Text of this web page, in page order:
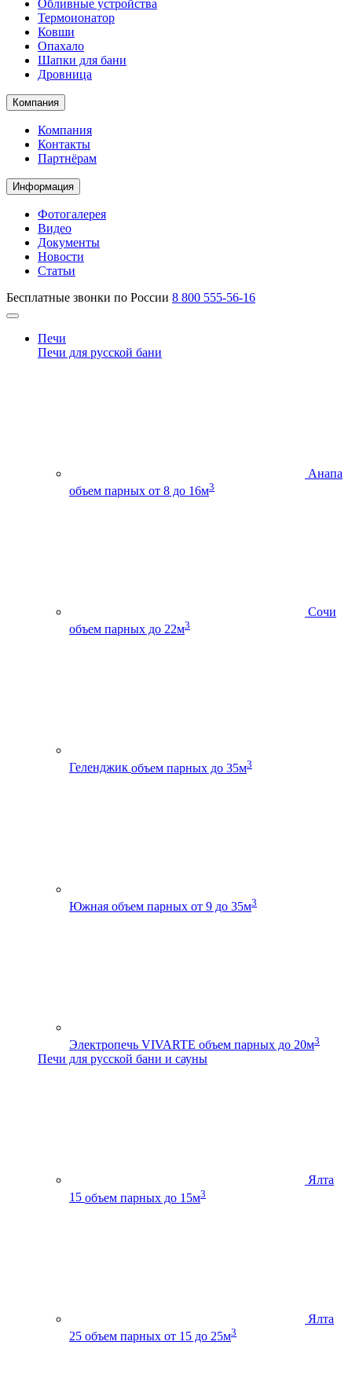
Обливные устройства
Термоионатор
Ковши
Опахало
Шапки для бани
Дровница
Компания
Компания
Контакты
Партнёрам
Информация
Фотогалерея
Видео
Документы
Новости
Статьи
Бесплатные звонки по России 8 800 555-56-16
Печи
Печи для русской бани
Анапа
объем парных от 8 до 16м3
Сочи
объем парных до 22м3
Геленджик объем парных до 35м3
Южная объем парных от 9 до 35м3
Электропечь VIVARTE объем парных до 20м3
Печи для русской бани и сауны
Ялта
15 объем парных до 15м3
Ялта
25 объем парных от 15 до 25м3